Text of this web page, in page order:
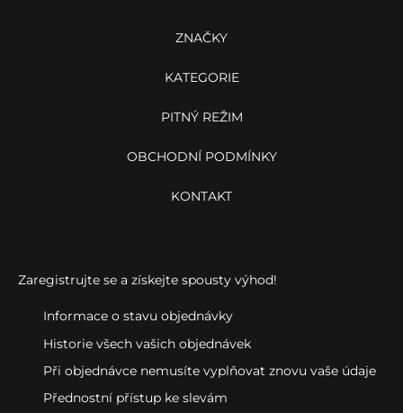
ZNAČKY
KATEGORIE
PITNÝ REŽIM
OBCHODNÍ PODMÍNKY
KONTAKT
Zaregistrujte se a získejte spousty výhod!
Informace o stavu objednávky
Historie všech vašich objednávek
Při objednávce nemusíte vyplňovat znovu vaše údaje
Přednostní přístup ke slevám